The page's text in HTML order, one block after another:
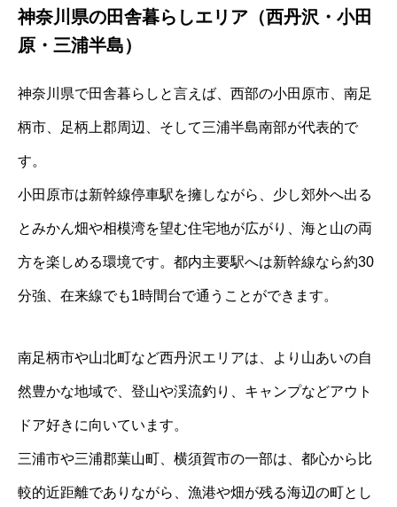
神奈川県の田舎暮らしエリア（西丹沢・小田
原・三浦半島）
神奈川県で田舎暮らしと言えば、西部の小田原市、南足
柄市、足柄上郡周辺、そして三浦半島南部が代表的で
す。
小田原市は新幹線停車駅を擁しながら、少し郊外へ出る
とみかん畑や相模湾を望む住宅地が広がり、海と山の両
方を楽しめる環境です。都内主要駅へは新幹線なら約30
分強、在来線でも1時間台で通うことができます。
南足柄市や山北町など西丹沢エリアは、より山あいの自
然豊かな地域で、登山や渓流釣り、キャンプなどアウト
ドア好きに向いています。
三浦市や三浦郡葉山町、横須賀市の一部は、都心から比
較的近距離でありながら、漁港や畑が残る海辺の町とし